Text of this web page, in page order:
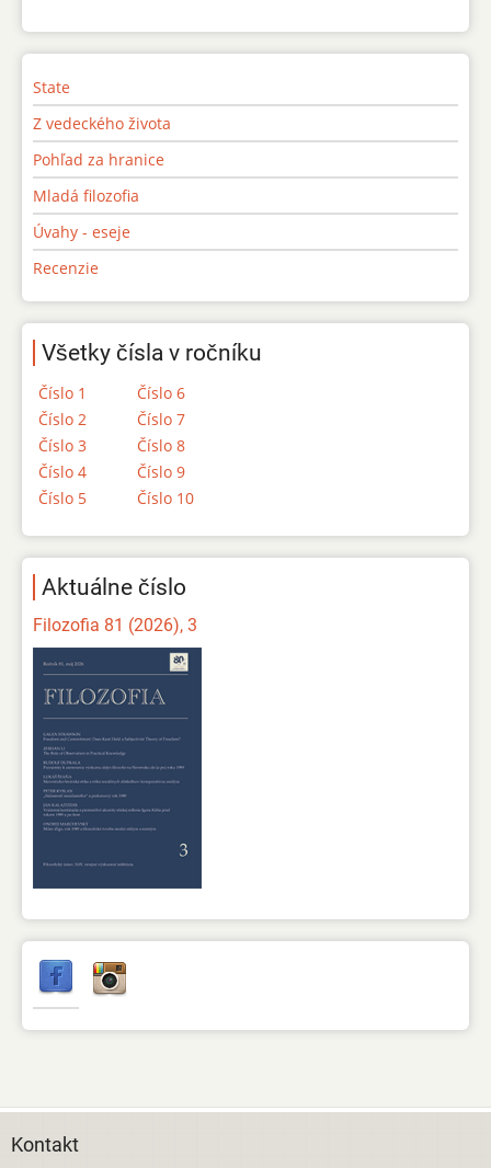
State
Z vedeckého života
Pohľad za hranice
Mladá filozofia
Úvahy - eseje
Recenzie
Všetky čísla v ročníku
Číslo 1
Číslo 2
Číslo 3
Číslo 4
Číslo 5
Číslo 6
Číslo 7
Číslo 8
Číslo 9
Číslo 10
Aktuálne číslo
Filozofia 81 (2026), 3
Kontakt